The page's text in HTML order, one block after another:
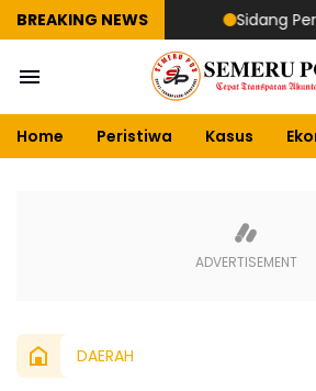
BREAKING NEWS Sidang Perdana
Home Peristiwa Kasus
DAERAH